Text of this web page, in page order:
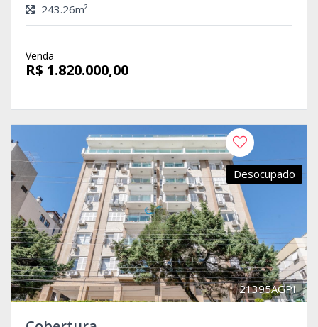
243.26m²
Venda
R$ 1.820.000,00
Desocupado
21395AGPI